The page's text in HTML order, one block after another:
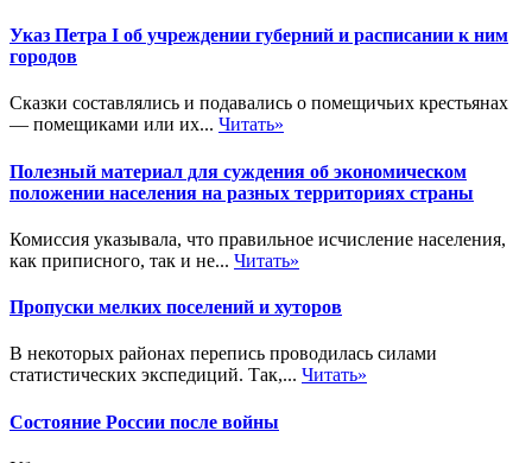
Указ Петра I об учреждении губерний и расписании к ним
городов
Сказки составлялись и подавались о помещичьих крестьянах
— помещиками или их... Читать»
Полезный материал для суждения об экономическом
положении населения на разных территориях страны
Комиссия указывала, что правильное исчисление населения,
как приписного, так и не... Читать»
Пропуски мелких поселений и хуторов
В некоторых районах перепись проводилась силами
статистических экспедиций. Так,... Читать»
Состояние России после войны